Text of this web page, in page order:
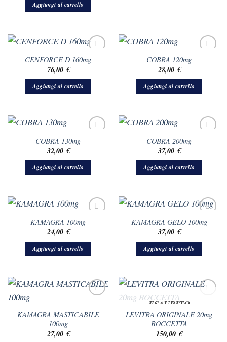
Aggiungi al carrello
CENFORCE D 160mg
76,00 €
Aggiungi al carrello
COBRA 120mg
28,00 €
Aggiungi al carrello
COBRA 130mg
32,00 €
Aggiungi al carrello
COBRA 200mg
37,00 €
Aggiungi al carrello
KAMAGRA 100mg
24,00 €
Aggiungi al carrello
KAMAGRA GELO 100mg
37,00 €
Aggiungi al carrello
KAMAGRA MASTICABILE
100mg
27,00 €
ESAURITO
LEVITRA ORIGINALE 20mg
BOCCETTA
150,00 €